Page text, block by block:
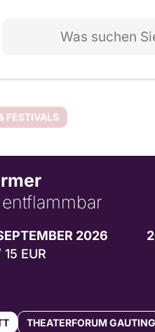
FESTIVALS
2026
EUR
THEATERFORUM